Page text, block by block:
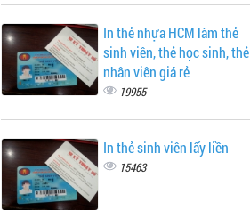
In thẻ nhựa HCM làm thẻ
sinh viên, thẻ học sinh, thẻ
nhân viên giá rẻ
19955
In thẻ sinh viên lấy liền
15463